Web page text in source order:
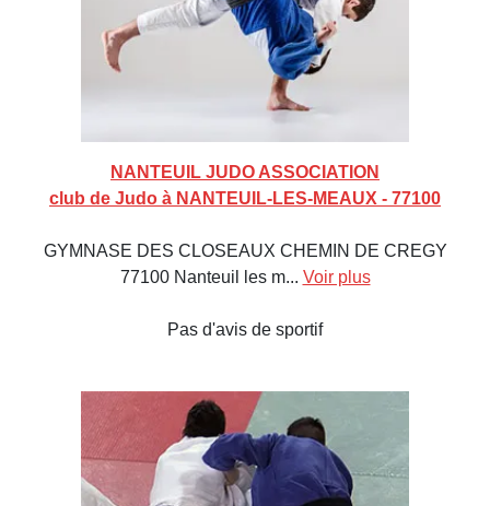
NANTEUIL JUDO ASSOCIATION
club de Judo à NANTEUIL-LES-MEAUX - 77100
GYMNASE DES CLOSEAUX CHEMIN DE CREGY
77100 Nanteuil les m... Voir plus
Pas d'avis de sportif